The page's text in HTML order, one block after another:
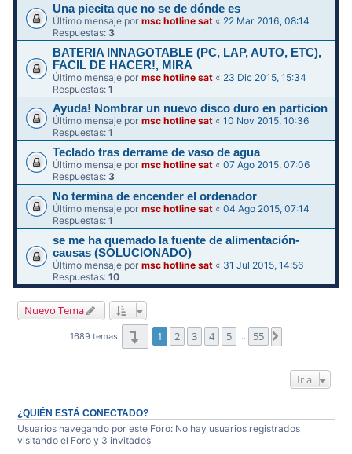
Una piecita que no se de dónde es
Último mensaje pormsc hotline sat « 22 Mar 2016, 08:14
Respuestas: 3
BATERIA INNAGOTABLE (PC, LAP, AUTO, ETC),
FACIL DE HACER!, MIRA
Último mensaje pormsc hotline sat « 23 Dic 2015, 15:34
Respuestas:1
Ayuda! Nombrar un nuevo disco duro en particion
Último mensaje pormsc hotline sat «10 Nov 2015, 10:36
Respuestas:1
Teclado tras derrame de vaso de agua
Último mensaje pormsc hotline sat «07 Ago 2015, 07:06
Respuestas:3
No termina de encender el ordenador
Último mensaje pormsc hotline sat «04 Ago 2015, 07:14
Respuestas:1
se me ha quemado la fuente de alimentación-
causas (SOLUCIONADO)
Último mensaje pormsc hotline sat « 31 Jul 2015, 14:56
Respuestas:10
Nuevo Tema
1689 temas Página1 de 55
1 2 3 4 5 … 55
Ir a
¿QUIÉN ESTÁ CONECTADO?
Usuarios navegando por este Foro: No hay usuarios registrados
visitando el Foro y 3 invitados